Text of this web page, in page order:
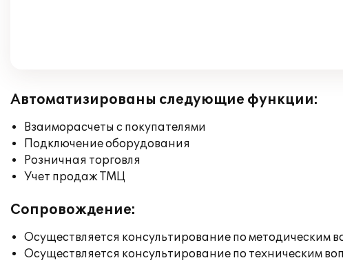
Автоматизированы следующие функции:
Взаиморасчеты с покупателями
Подключение оборудования
Розничная торговля
Учет продаж ТМЦ
Сопровождение:
Осуществляется консультирование по методическим
Осуществляется консультирование по техническим